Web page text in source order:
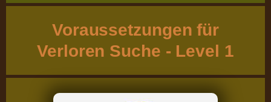
Voraussetzungen für
Verloren Suche - Level 1